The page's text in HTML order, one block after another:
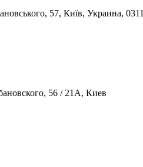
57, Київ, Украина,
56 / 21А, Киев